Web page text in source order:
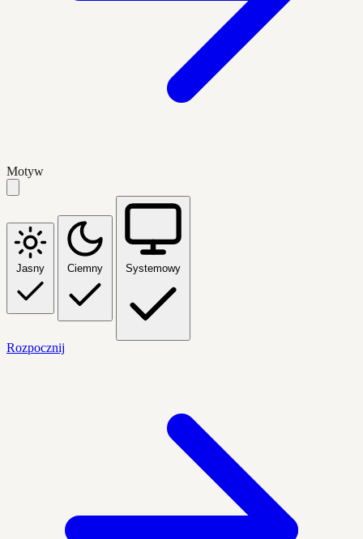
Motyw
Jasny Ciemny Systemowy
Rozpocznij